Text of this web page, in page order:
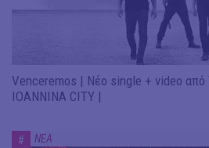
Venceremos | Νέο single + video από
IOANNINA CITY |
# ΝΕΑ